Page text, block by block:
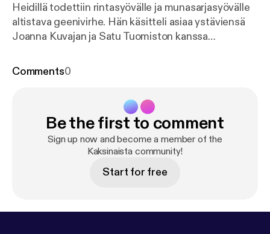
Heidillä todettiin rintasyövälle ja munasarjasyövälle
altistava geenivirhe. Hän käsitteli asiaa ystäviensä
Joanna Kuvajan ja Satu Tuomiston kanssa
lukioaikaista ystäväänsä ja mistä heille tuli riitaa ja
kertovat ennemmin ystävilleen kuin omalle
kumppanilleen. He pohtivat myös mitä ystävyys
merkitsee heille ja miten heidän ystävyytensä on
Comments0
Be the first to comment
Sign up now and become a member of the
Kaksinaista community!
Start for free